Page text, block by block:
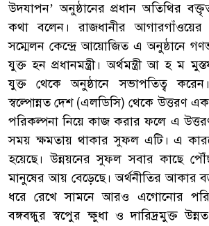
উদযাপন’ অনুষ্ঠানের প্রধান অতিথির
কথা বলেন। রাজধানীর আগারগাঁওয়ের
সম্মেলন কেন্দ্রে আয়োজিত এ অনুষ্ঠানে
যুক্ত হন প্রধানমন্ত্রী। অর্থমন্ত্রী আ হ ম
যুক্ত থেকে অনুষ্ঠানে সভাপতিত্ব করেন।
স্বল্পোন্নত দেশ (এলডিসি) থেকে উত্তরণ
পরিকল্পনা নিয়ে কাজ করার ফলে এ
সময় ক্ষমতায় থাকার সুফল এটি। এ
হয়েছে। উন্নয়নের সুফল সবার কাছে
মানুষের আয় বেড়েছে। অর্থনীতির আকার
ধরে রেখে সামনে আরও এগোনোর
বঙ্গবন্ধুর স্বপেুর ক্ষুধা ও দারিদ্রমুক্ত